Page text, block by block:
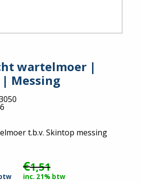
wartelmoer |
| Messing
t.b.v. Skintop messing
€1,51
inc. 21% btw